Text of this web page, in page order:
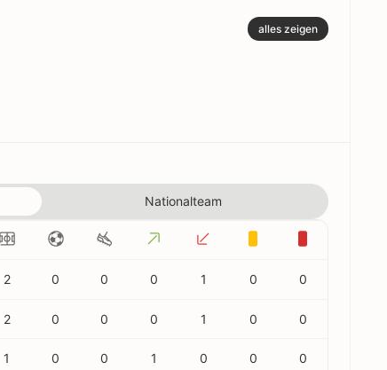
alles zeigen
Nationalteam
2 0 0 0 1 0 0
2 0 0 0 1 0 0
1 0 0 1 0 0 0